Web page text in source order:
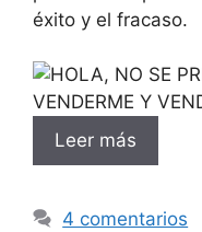
éxito y el fracaso.
Leer más
4 comentarios